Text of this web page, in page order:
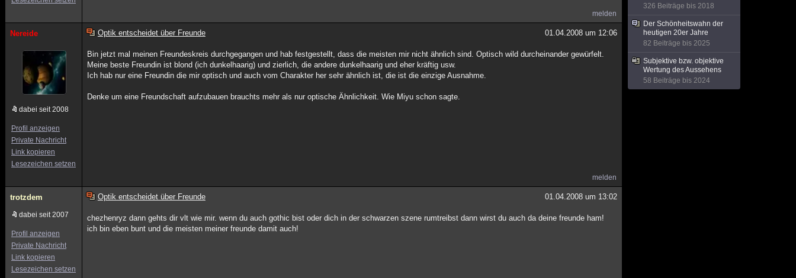
melden
Nereide
dabei seit 2008
Profil anzeigen
Private Nachricht
Link kopieren
Lesezeichen setzen
Optik entscheidet über Freunde 01.04.2008 um 12:06
Bin jetzt mal meinen Freundeskreis durchgegangen und hab festgestellt, dass die meisten mir nicht ähnlich sind. Optisch wild durcheinander gewürfelt.
Meine beste Freundin ist blond (ich dunkelhaarig) und zierlich, die andere dunkelhaarig und eher kräftig usw.
Ich hab nur eine Freundin die mir optisch und auch vom Charakter her sehr ähnlich ist, die ist die einzige Ausnahme.
Denke um eine Freundschaft aufzubauen brauchts mehr als nur optische Ähnlichkeit. Wie Miyu schon sagte.
melden
trotzdem
dabei seit 2007
Profil anzeigen
Private Nachricht
Link kopieren
Lesezeichen setzen
Optik entscheidet über Freunde 01.04.2008 um 13:02
chezhenryz dann gehts dir vlt wie mir. wenn du auch gothic bist oder dich in der schwarzen szene rumtreibst dann wirst du auch da deine freunde ham!
ich bin eben bunt und die meisten meiner freunde damit auch!
326 Beiträge bis 2018
Der Schönheitswahn der
heutigen 20er Jahre
82 Beiträge bis 2025
Subjektive bzw. objektive
Wertung des Aussehens
58 Beiträge bis 2024